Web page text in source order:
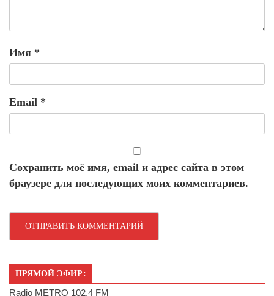
Имя *
Email *
Сохранить моё имя, email и адрес сайта в этом
браузере для последующих моих комментариев.
ПРЯМОЙ ЭФИР:
Radio METRO 102.4 FM